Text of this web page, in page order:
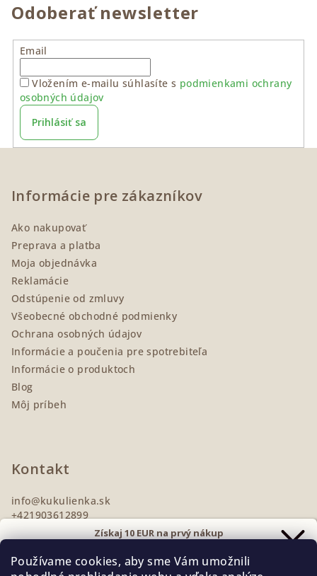
Používame cookies, aby sme Vám umožnili
Odoberať newsletter
Email
Vložením e-mailu súhlasíte s podmienkami ochrany
osobných údajov
Prihlásiť sa
Informácie pre zákazníkov
Ako nakupovať
Preprava a platba
Moja objednávka
Reklamácie
Odstúpenie od zmluvy
Všeobecné obchodné podmienky
Ochrana osobných údajov
Informácie a poučenia pre spotrebiteľa
Informácie o produktoch
Blog
Môj príbeh
Kontakt
info@kukulienka.sk
+421903612899
Získaj 10 EUR na prvý nákup
a zľavu ti pošlem rovnodo e-mailu.